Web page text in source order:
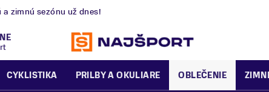
zimnú sezónu už dnes!
CYKLISTIKA PRILBY A OKULIARE OBLEČENIE